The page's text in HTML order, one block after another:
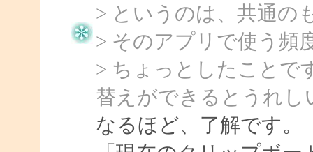
> というのは、共通の
> そのアプリで使う頻
> ちょっとしたことで
替えができるとうれし
なるほど、了解です。